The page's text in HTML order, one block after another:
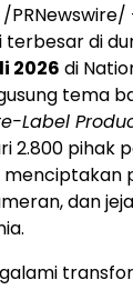
/PRNewswire/
di
2026 di
tema
Label
2.800 pihak
dan